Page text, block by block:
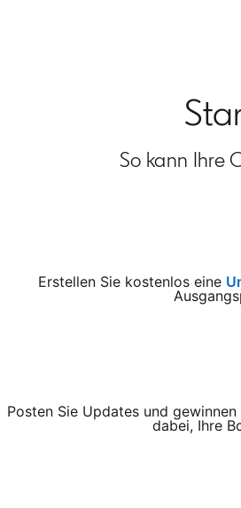
So kann Ihre
Erstellen Sie kostenlos eine
Posten Sie Updates und
dabei, Ihre